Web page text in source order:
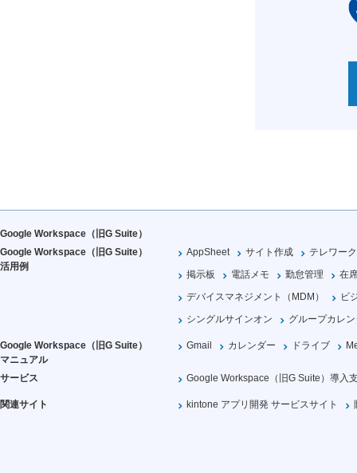
Google Workspace（旧G Suite）
Google Workspace（旧G Suite）
活用例
AppSheet サイト作成
テレワーク
掲示板
電話メモ 勤怠管理
在
デバイスマネジメント（MDM）
ビ
シングルサインオン
グループカレ
Google Workspace（旧G Suite）
マニュアル
Gmail カレンダー ドライブ
サービス Google Workspace（旧G Suite）導入
関連サイト kintone アプリ開発 サービスサイト